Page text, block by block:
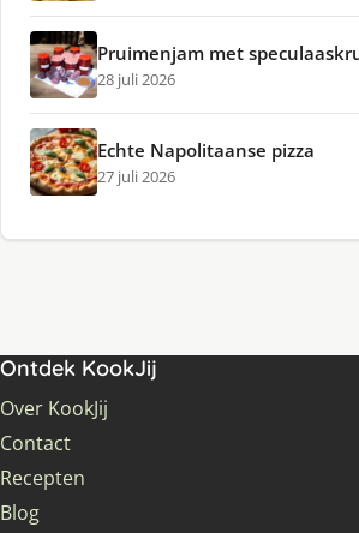
Pruimenjam met
28 juli 2026
Echte Napolitaanse pizza
27 juli 2026
Ontdek KookJij
Over KookJij
Contact
Recepten
Blog